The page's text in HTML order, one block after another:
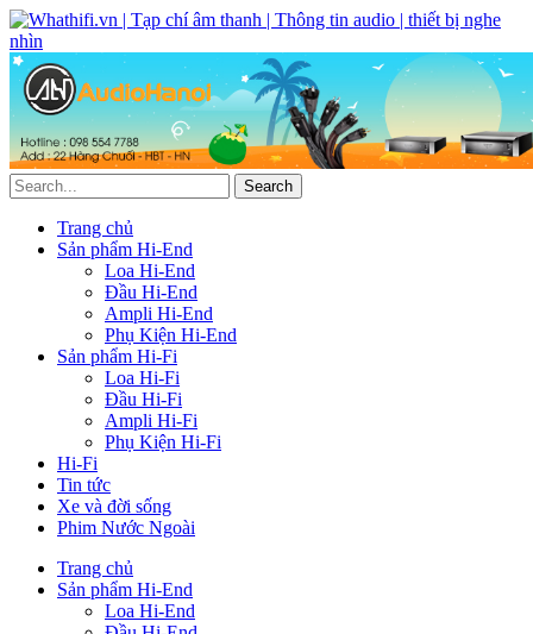
Trang chủ
Sản phẩm Hi-End
Loa Hi-End
Đầu Hi-End
Ampli Hi-End
Phụ Kiện Hi-End
Sản phẩm Hi-Fi
Loa Hi-Fi
Đầu Hi-Fi
Ampli Hi-Fi
Phụ Kiện Hi-Fi
Hi-Fi
Tin tức
Xe và đời sống
Phim Nước Ngoài
Trang chủ
Sản phẩm Hi-End
Loa Hi-End